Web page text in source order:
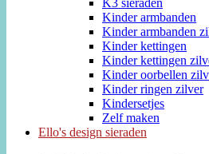
K3 sieraden
Kinder armbanden
Kinder armbanden
Kinder kettingen
Kinder kettingen
Kinder oorbellen
Kinder ringen zilver
Kindersetjes
Zelf maken
Ello's design sieraden